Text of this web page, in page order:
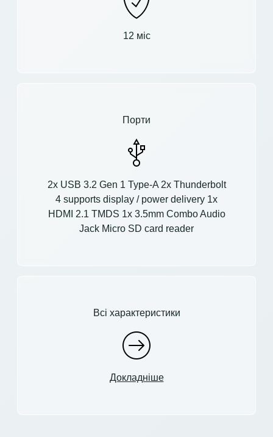
12 міс
Порти
2x USB 3.2 Gen 1 Type-A 2x Thunderbolt
4 supports display / power delivery 1x
HDMI 2.1 TMDS 1x 3.5mm Combo Audio
Jack Micro SD card reader
Всі характеристики
Докладніше